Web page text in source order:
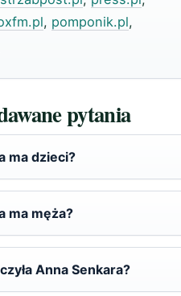
, pomponik.pl,
pytania
ma dzieci?
ma męża?
Anna Senkara?